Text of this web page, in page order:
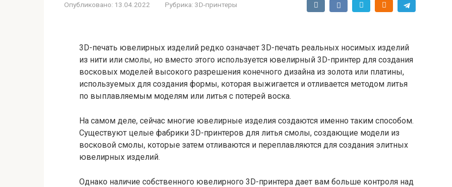
Опубликовано: 13.04.2022 Рубрика: 3D-принтеры
3D-печать ювелирных изделий редко означает 3D-печать реальных носимых изделий
из нити или смолы, но вместо этого используется ювелирный 3D-принтер для создания
восковых моделей высокого разрешения конечного дизайна из золота или платины,
используемых для создания формы, которая выжигается и отливается методом литья
по выплавляемым моделям или литья с потерей воска.
На самом деле, сейчас многие ювелирные изделия создаются именно таким способом.
Существуют целые фабрики 3D-принтеров для литья смолы, создающие модели из
восковой смолы, которые затем отливаются и переплавляются для создания элитных
ювелирных изделий.
Однако наличие собственного ювелирного 3D-принтера дает вам больше контроля над